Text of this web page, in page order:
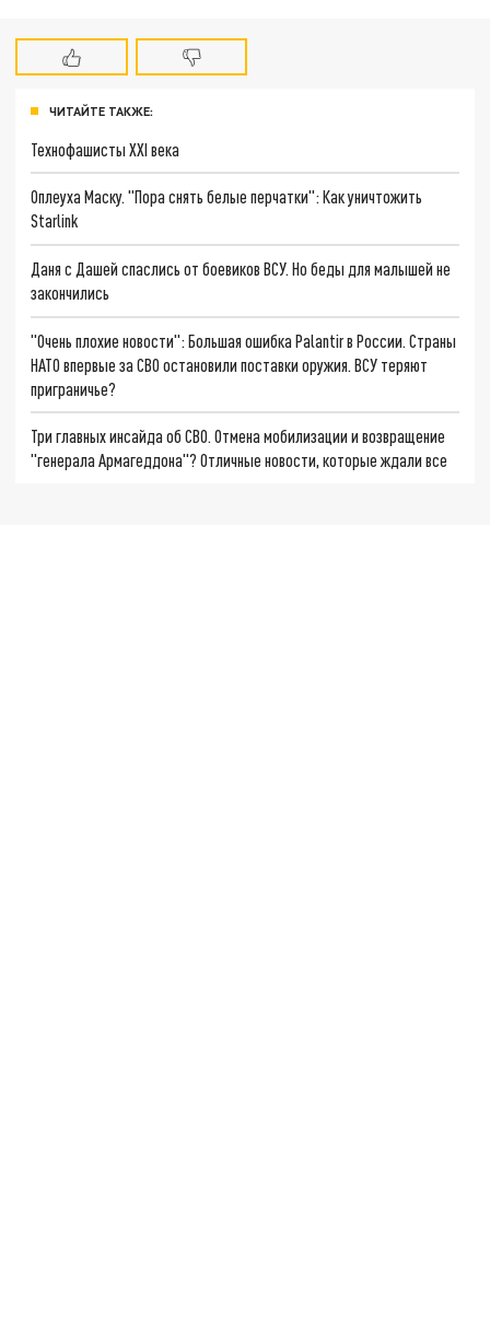
ЧИТАЙТЕ ТАКЖЕ:
Технофашисты XXI века
Оплеуха Маску. "Пора снять белые перчатки": Как уничтожить
Starlink
Даня с Дашей спаслись от боевиков ВСУ. Но беды для малышей не
закончились
"Очень плохие новости": Большая ошибка Palantir в России. Страны
НАТО впервые за СВО остановили поставки оружия. ВСУ теряют
приграничье?
Три главных инсайда об СВО. Отмена мобилизации и возвращение
"генерала Армагеддона"? Отличные новости, которые ждали все